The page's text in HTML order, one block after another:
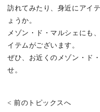
訪れてみたり、身近にアイ
ょうか。
メゾン・ド・マルシェにも
イテムがございます。
ぜひ、お近くのメゾン・ド
せ。
< 前のトピックスへ